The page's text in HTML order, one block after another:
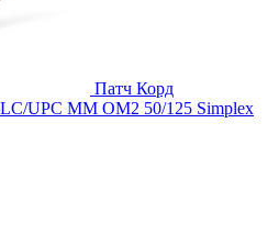
Патч Корд
UPC MM OM2 50/125 Simplex